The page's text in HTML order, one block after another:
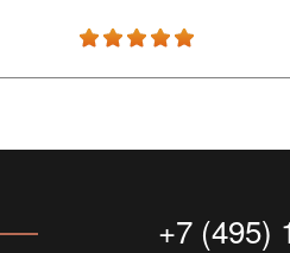
+7 (495)